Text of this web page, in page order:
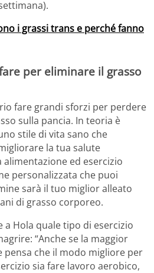
i grassi trans e perché fanno
per eliminare il grasso
fare grandi sforzi per perdere
sulla pancia. In teoria è
stile di vita sano che
la tua salute
ed esercizio
personalizzata che puoi
sarà il tuo miglior alleato
di grasso corporeo.
a Hola quale tipo di esercizio
“Anche se la maggior
pensa che il modo migliore per
sia fare lavoro aerobico,